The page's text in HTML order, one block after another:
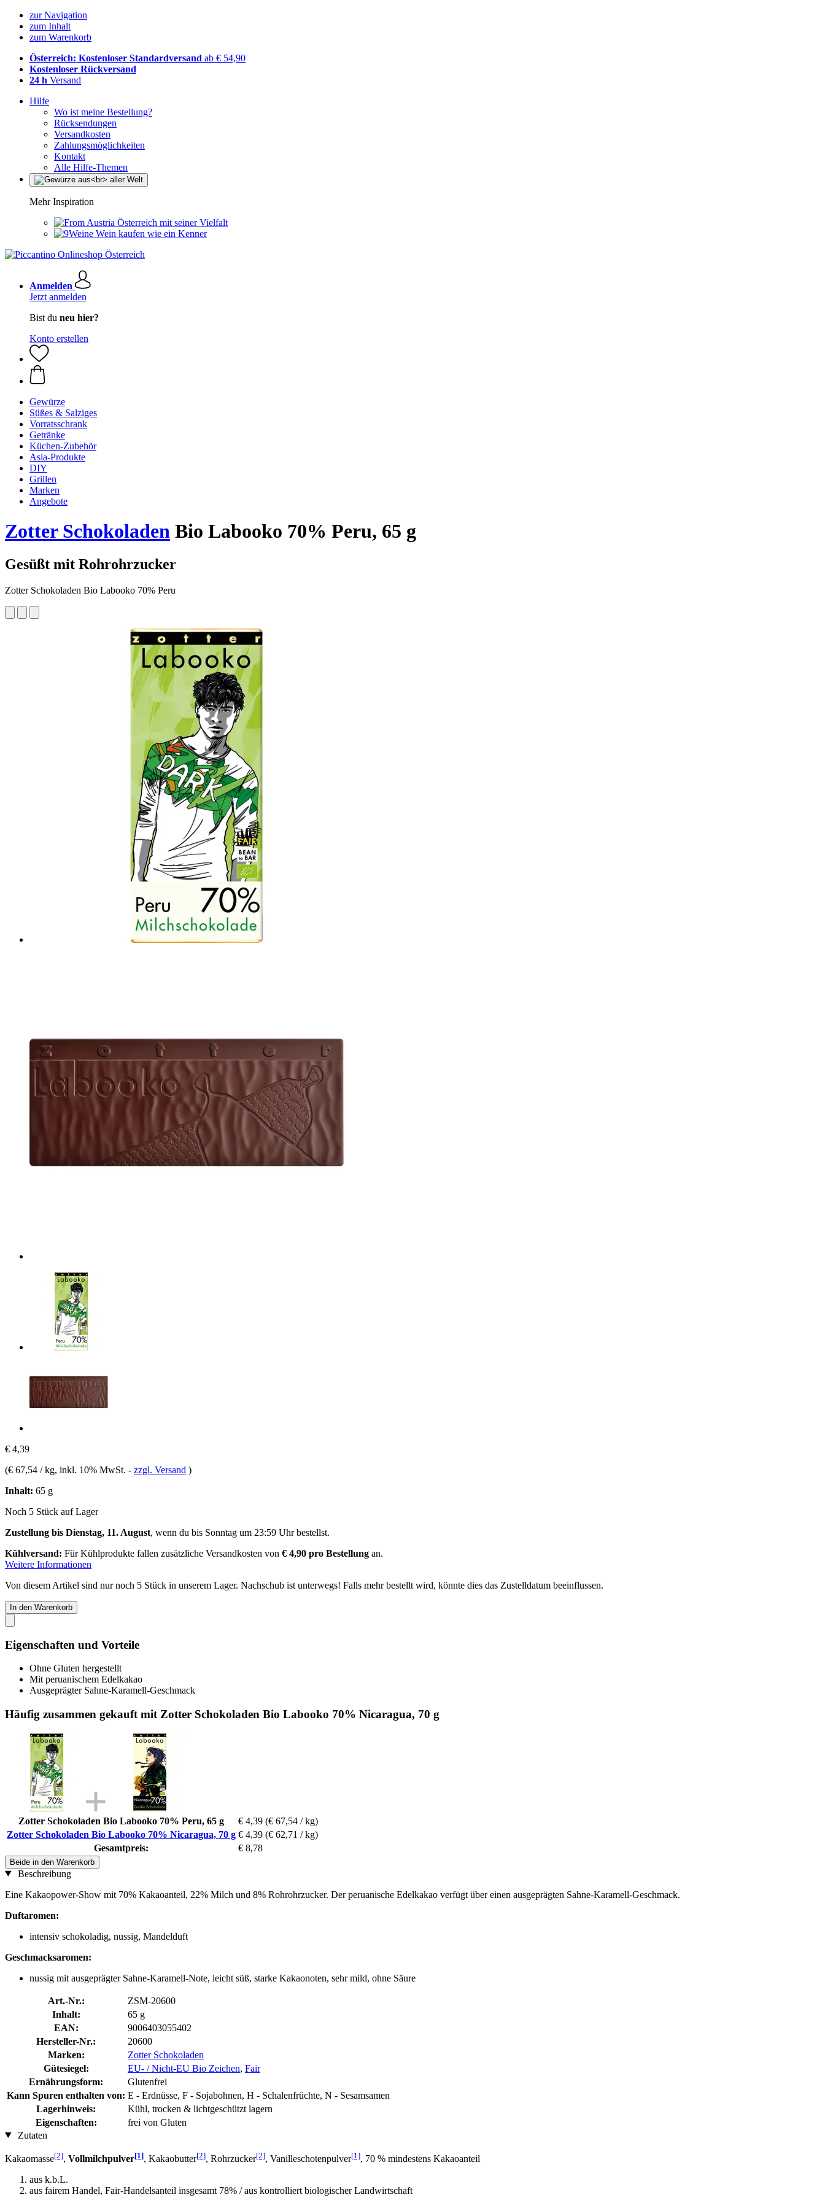
zur Navigation
zum Inhalt
zum Warenkorb
Österreich: Kostenloser Standardversand ab € 54,90
Kostenloser Rückversand
24 h Versand
Hilfe
Wo ist meine Bestellung?
Rücksendungen
Versandkosten
Zahlungsmöglichkeiten
Kontakt
Alle Hilfe-Themen
Mehr Inspiration
Österreich mit seiner Vielfalt
Wein kaufen wie ein Kenner
Anmelden
Jetzt anmelden
Bist du neu hier?
Konto erstellen
Gewürze
Süßes & Salziges
Vorratsschrank
Getränke
Küchen-Zubehör
Asia-Produkte
DIY
Grillen
Marken
Angebote
Zotter Schokoladen Bio Labooko 70% Peru, 65 g
Gesüßt mit Rohrohrzucker
Zotter Schokoladen Bio Labooko 70% Peru
€ 4,39
(€ 67,54 / kg, inkl. 10% MwSt. - zzgl. Versand )
Inhalt: 65 g
Noch 5 Stück auf Lager
Zustellung bis Dienstag, 11. August, wenn du bis Sonntag um 23:59 Uhrbestellst.
Kühlversand: Für Kühlprodukte fallen zusätzliche Versandkosten von € 4,90 pro Bestellung an.
Weitere Informationen
Von diesem Artikel sind nur noch 5 Stück in unserem Lager. Nachschub ist unterwegs! Falls mehr bestellt wird, könnte dies das Zustelldatum beeinflussen.
In den Warenkorb
Eigenschaften und Vorteile
Ohne Gluten hergestellt
Mit peruanischem Edelkakao
Ausgeprägter Sahne-Karamell-Geschmack
Häufig zusammen gekauft mit Zotter Schokoladen Bio Labooko 70% Nicaragua, 70 g
Zotter Schokoladen Bio Labooko 70% Peru, 65 g € 4,39 (€ 67,54 / kg)
Zotter Schokoladen Bio Labooko 70% Nicaragua, 70 g € 4,39 (€ 62,71 / kg)
Gesamtpreis:
€ 8,78
Beide in den Warenkorb
Beschreibung
Eine Kakaopower-Show mit 70% Kakaoanteil, 22% Milch und 8% Rohrohrzucker. Der peruanische Edelkakao verfügt über einen ausgeprägten Sahne-Karamell-Geschmack.
Duftaromen:
intensiv schokoladig, nussig, Mandelduft
Geschmacksaromen:
nussig mit ausgeprägter Sahne-Karamell-Note, leicht süß, starke Kakaonoten, sehr mild, ohne Säure
Art.-Nr.:
ZSM-20600
Inhalt:
65 g
EAN:
9006403055402
Hersteller-Nr.:
20600
Marken:
Zotter Schokoladen
Gütesiegel:
EU- / Nicht-EU Bio Zeichen, Fair
Ernährungsform:
Glutenfrei
Kann Spuren enthalten von: E - Erdnüsse, F - Sojabohnen, H - Schalenfrüchte, N - Sesamsamen
Lagerhinweis:
Kühl, trocken & lichtgeschützt lagern
Eigenschaften:
frei von Gluten
Zutaten
Kakaomasse[2], Vollmilchpulver[1], Kakaobutter[2], Rohrzucker[2], Vanilleschotenpulver[1], 70 % mindestens Kakaoanteil
aus k.b.L.
aus fairem Handel, Fair-Handelsanteil insgesamt 78% / aus kontrolliert biologischer Landwirtschaft